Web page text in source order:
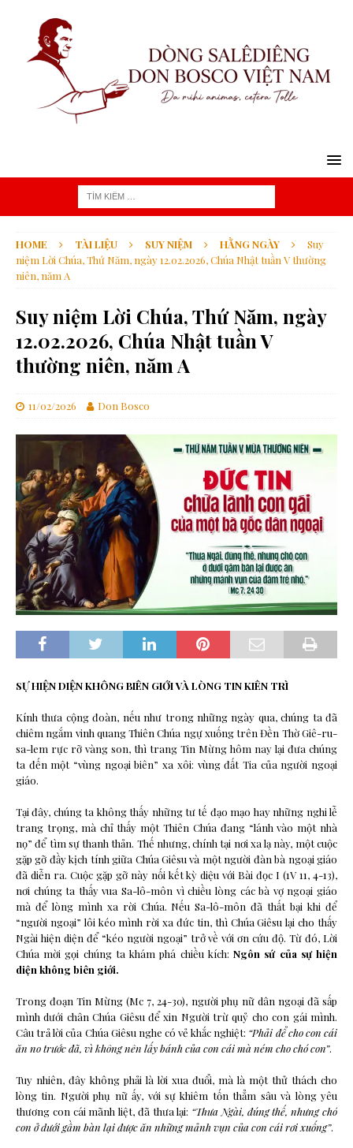
HOME TÀI LIỆU SUY NIỆM HẰNG NGÀY
Suy
niệm Lời Chúa, Thứ Năm, ngày 12.02.2026, Chúa Nhật tuần V thường
niên, năm A
Suy niệm Lời Chúa, Thứ Năm, ngày
12.02.2026, Chúa Nhật tuần V
thường niên, năm A
11/02/2026 Don Bosco
SỰ HIỆN DIỆN KHÔNG BIÊN GIỚI VÀ LÒNG TIN KIÊN TRÌ
Kính thưa cộng đoàn, nếu như trong những ngày qua, chúng ta đã
chiêm ngắm vinh quang Thiên Chúa ngự xuống trên Đền Thờ Giê-ru-
sa-lem rực rỡ vàng son, thì trang Tin Mừng hôm nay lại đưa chúng
ta đến một “vùng ngoại biên” xa xôi: vùng đất Tia của người ngoại
giáo.
Tại đây, chúng ta không thấy những tư tế đạo mạo hay những nghi lễ
trang trọng, mà chỉ thấy một Thiên Chúa đang “lánh vào một nhà
nọ” để tìm sự thanh thản. Thế nhưng, chính tại nơi xa lạ này, một cuộc
gặp gỡ đầy kịch tính giữa Chúa Giêsu và một người đàn bà ngoại giáo
đã diễn ra. Cuộc gặp gỡ này nối kết kỳ diệu với Bài đọc I (1V 11, 4-13),
nơi chúng ta thấy vua Sa-lô-môn vì chiều lòng các bà vợ ngoại giáo
mà để lòng mình xa rời Chúa. Nếu Sa-lô-môn đã thất bại khi để
“người ngoại” lôi kéo mình rời xa đức tin, thì Chúa Giêsu lại cho thấy
Ngài hiện diện để “kéo người ngoại” trở về với ơn cứu độ. Từ đó, Lời
Chúa mời gọi chúng ta khám phá chiều kích:Ngôn sứ của sự hiện
diện không biên giới.
Trong đoạn Tin Mừng (Mc 7, 24-30), người phụ nữ dân ngoại đã sấp
mình dưới chân Chúa Giêsu để xin Người trừ quỷ cho con gái mình.
Câu trả lời của Chúa Giêsu nghe có vẻ khắc nghiệt: “Phải để cho con cái
ăn no trước đã, vì không nên lấy bánh của con cái mà ném cho chó con”.
Tuy nhiên, đây không phải là lời xua đuổi, mà là một thử thách cho
lòng tin. Người phụ nữ ấy, với sự khiêm tốn thẳm sâu và lòng yêu
thương con cái mãnh liệt, đã thưa lại: “Thưa Ngài, đúng thế, nhưng chó
con ở dưới gầm bàn lại được ăn những mảnh vụn của con cái rơi xuống”.